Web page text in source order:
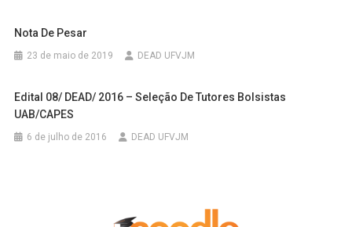
Nota De Pesar
23 de maio de 2019 DEAD UFVJM
Edital 08/ DEAD/ 2016 – Seleção De Tutores Bolsistas
UAB/CAPES
6 de julho de 2016 DEAD UFVJM